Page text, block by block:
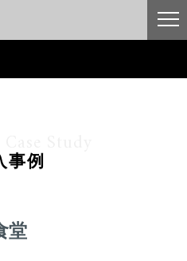
事例
Study
堂